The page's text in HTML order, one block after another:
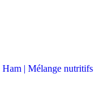
Ham | Mélange nutritifs